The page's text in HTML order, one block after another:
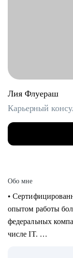
Лия Флуераш
Карьерный
Обо мне
•
опытом работы
федеральных
числе IT.